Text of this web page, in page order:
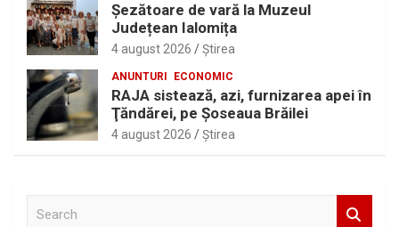
Șezătoare de vară la Muzeul
Județean Ialomița
4 august 2026 Ştirea
ANUNTURI ECONOMIC
RAJA sistează, azi, furnizarea apei în
Ţăndărei, pe Şoseaua Brăilei
4 august 2026 Ştirea